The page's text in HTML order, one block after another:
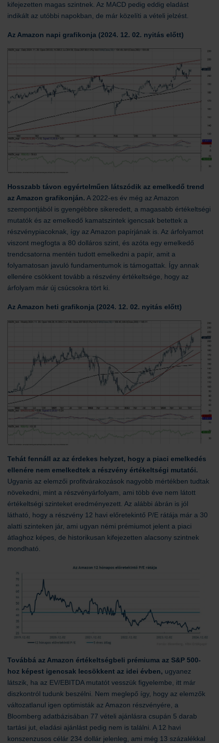
kifejezetten magas szintnek. Az MACD pedig eddig eladást
indikált az utóbbi napokban, de már közelíti a vételi jelzést.
Az Amazon napi grafikonja (2024. 12. 02. nyitás előtt)
Hosszabb távon egyértelműen látszódik az emelkedő trend
az Amazon grafikonján. A 2022-es év még az Amazon
szempontjából is gyengébbre sikeredett, a magasabb értékeltségi
mutatók és az emelkedő kamatszintek igencsak betettek a
részvénypiacoknak, így az Amazon papírjának is. Az árfolyamot
viszont megfogta a 80 dolláros szint, és azóta egy emelkedő
trendcsatorna mentén tudott emelkedni a papír, amit a
folyamatosan javuló fundamentumok is támogattak. Így annak
ellenére csökkent tovább a részvény értékeltsége, hogy az
árfolyam már új csúcsokra tört ki.
Az Amazon heti grafikonja (2024. 12. 02. nyitás előtt)
Tehát fennáll az az érdekes helyzet, hogy a piaci emelkedés
ellenére nem emelkedtek a részvény értékeltségi mutatói.
Ugyanis az elemzői profitvárakozások nagyobb mértékben tudtak
növekedni, mint a részvényárfolyam, ami több éve nem látott
értékeltségi szinteket eredményezett. Az alábbi ábrán is jól
látható, hogy a részvény 12 havi előretekintő P/E rátája már a 30
alatti szinteken jár, ami ugyan némi prémiumot jelent a piaci
átlaghoz képes, de historikusan kifejezetten alacsony szintnek
mondható.
Továbbá az Amazon értékeltségbeli prémiuma az S&P 500-
hoz képest igencsak lecsökkent az idei évben, ugyanez
látszik, ha az EV/EBITDA mutatót vesszük figyelembe, itt már
diszkontról tudunk beszélni. Nem meglepő így, hogy az elemzők
változatlanul igen optimisták az Amazon részvényére, a
Bloomberg adatbázisában 77 vételi ajánlásra csupán 5 darab
tartási jut, eladási ajánlást pedig nem is találni. A 12 havi
konszenzusos célár 234 dollár jelenleg, ami még 13 százalékkal